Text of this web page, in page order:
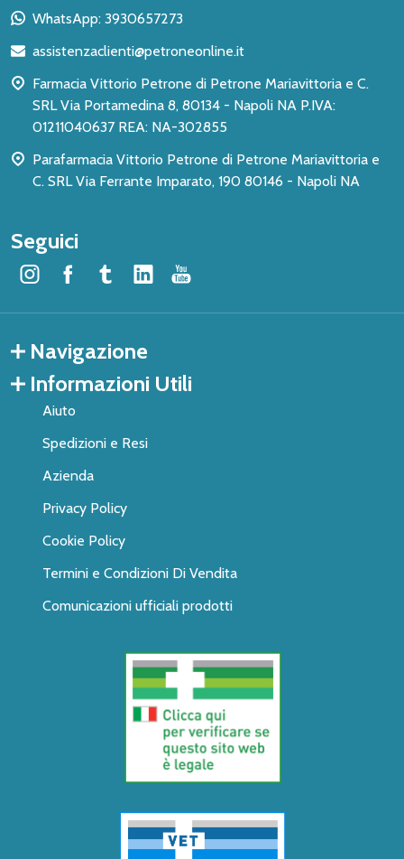
piè
pagina
WhatsApp: 3930657273
assistenzaclienti@petroneonline.it
Farmacia Vittorio Petrone di Petrone Mariavittoria e C.
SRL Via Portamedina 8, 80134 - Napoli NA P.IVA:
01211040637 REA: NA-302855
Parafarmacia Vittorio Petrone di Petrone Mariavittoria e
C. SRL Via Ferrante Imparato, 190 80146 - Napoli NA
Seguici
Navigazione
Informazioni Utili
Aiuto
Spedizioni e Resi
Azienda
Privacy Policy
Cookie Policy
Termini e Condizioni Di Vendita
Comunicazioni ufficiali prodotti